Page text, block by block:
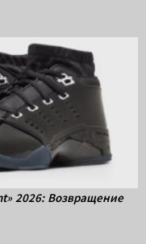
2026: Возвращение